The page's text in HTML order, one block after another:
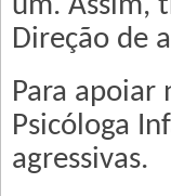
Direção de
Para apoiar
Psicóloga
agressivas.